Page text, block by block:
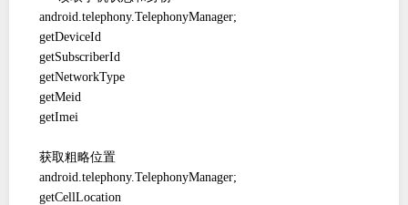
android.telephony.TelephonyManager;
getDeviceId
getSubscriberId
getNetworkType
getMeid
getImei
获取粗略位置
android.telephony.TelephonyManager;
getCellLocation